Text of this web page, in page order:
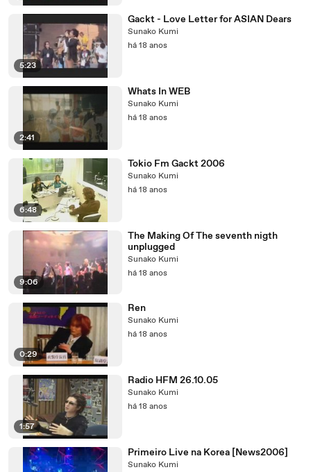
5:23
Gackt - Love Letter for ASIAN Dears
Sunako Kumi
há 18 anos
2:41
Whats In WEB
Sunako Kumi
há 18 anos
6:48
Tokio Fm Gackt 2006
Sunako Kumi
há 18 anos
9:06
The Making Of The seventh nigth
unplugged
Sunako Kumi
há 18 anos
0:29
Ren
Sunako Kumi
há 18 anos
1:57
Radio HFM 26.10.05
Sunako Kumi
há 18 anos
Primeiro Live na Korea [News2006]
Sunako Kumi